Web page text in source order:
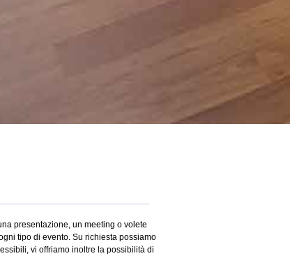
presentazione, un meeting o volete
tipo di evento. Su richiesta possiamo
vi offriamo inoltre la possibilità di